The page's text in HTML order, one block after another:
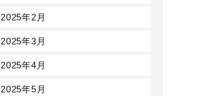
2025年2月
2025年3月
2025年4月
2025年5月